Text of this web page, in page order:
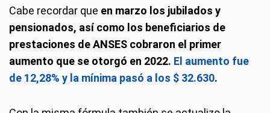
Cabe recordar que en marzo los jubilados y
pensionados, así como los beneficiarios de
prestaciones de ANSES cobraron el primer
aumento que se otorgó en 2022. El aumento fue
de 12,28% y la mínima pasó a los $ 32.630.